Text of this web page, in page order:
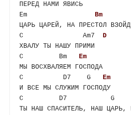
ПЕРЕД НАМИ ЯВИСЬ
Em Bm
ЦАРЬ ЦАРЕЙ, НА ПРЕСТОЛ
C               Am7 D
ХВАЛУ ТЫ НАШУ ПРИМИ
C         Bm Em
МЫ ВОСХВАЛЯЕМ ГОСПОДА
C          D7    G Em
И ВСЕ МЫ СЛУЖИМ ГОСПОДУ
C         D7
ТЫ НАШ СПАСИТЕЛЬ, НАШ ЦАРЬ,